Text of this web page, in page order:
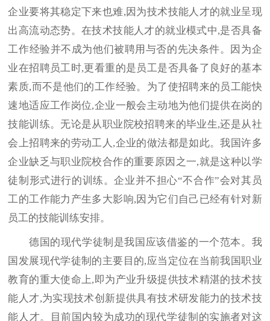
企业要将其稳定下来也难,因为技术技能人才的就业呈现
出高流动态势。在技术技能人才的就业模式中,是否具备
工作经验并不成为他们被聘用与否的先决条件。因为企
业在招聘员工时,更看重的是员工是否具备了良好的基本
素质,而不是他们的工作经验。为了使招聘来的员工能快
速地适应工作岗位,企业一般会主动地为他们提供在岗的
技能训练。无论是从职业院校招聘来的毕业生,还是从社
会上招聘来的劳动工人,企业的做法都是如此。我国许多
企业缺乏与职业院校合作的重要原因之一,就是这种以学
徒制形式进行的训练。企业并不担心“不合作”会对其员
工的工作能力产生多大影响,因为它们自己已经有针对新
员工的技能训练安排。
德国的现代学徒制是我国应该借鉴的一个范本。我
国发展现代学徒制的主要目的,应当定位在当前我国职业
教育的重大使命上,即为产业升级提供技术精湛的技术技
能人才,为实现技术创新提供具有技术研发能力的技术技
能人才。目前国内较为成功的现代学徒制的实施者对这